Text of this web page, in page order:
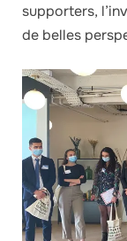
supporters,
de belles